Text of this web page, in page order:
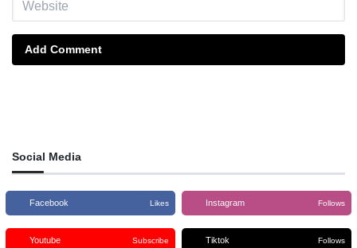
Add Comment
Social Media
Facebook Likes Instagram Follows
Youtube Subscribe Tiktok Follows